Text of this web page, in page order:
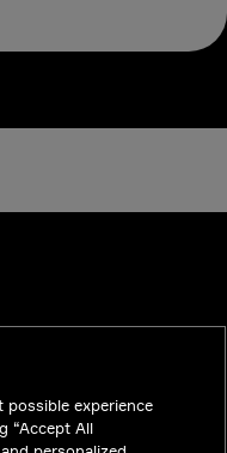
possible experience
“Accept All